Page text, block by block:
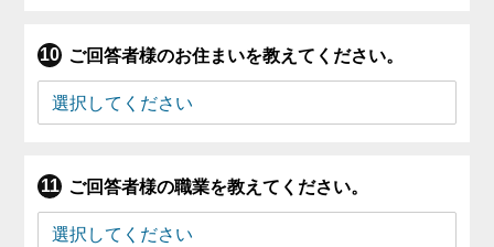
ご回答者様のお住まいを教えてください。
ご回答者様の職業を教えてください。